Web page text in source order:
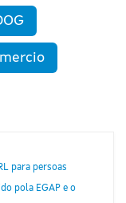
para persoas
pola EGAP e o